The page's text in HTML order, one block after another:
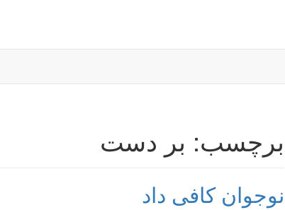
برچسب: بر دست
نوجوان کافی داد